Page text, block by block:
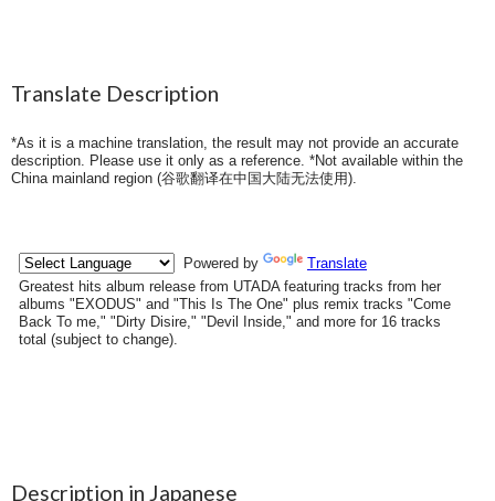
Translate Description
*As it is a machine translation, the result may not provide an accurate
description. Please use it only as a reference. *Not available within the
China mainland region (谷歌翻译在中国大陆无法使用).
Description in Japanese